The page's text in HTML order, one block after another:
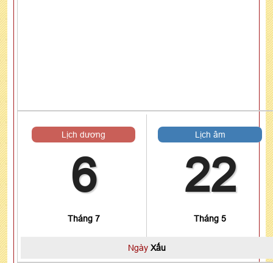
Lịch dương
6
Tháng 7
Lịch âm
22
Tháng 5
Ngày Xấu